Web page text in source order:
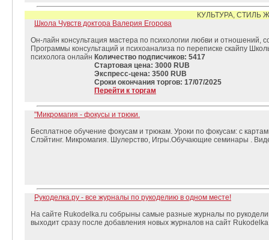
КУЛЬТУРА, СТИЛЬ
Школа Чувств доктора Валерия Егорова
Он-лайн консультация мастера по психологии любви и отношений,
Программы консультаций и психоанализа по переписке скайпу
психолога онлайн Количество подписчиков: 5417
Стартовая цена: 3000 RUB
Экспресс-цена: 3500 RUB
Сроки окончания торгов: 17/07/2025
Перейти к торгам
"Микромагия - фокусы и трюки.
Бесплатное обучение фокусам и трюкам. Уроки по фокусам: с
Слэйтинг. Микромагия. Шулерство, Игры.Обучающие семинары .
Рукоделка.ру - все журналы по рукоделию в одном месте!
На сайте Rukodelka.ru собрыны самые разные журналы по
выходит сразу после добавления новых журналов на сайт